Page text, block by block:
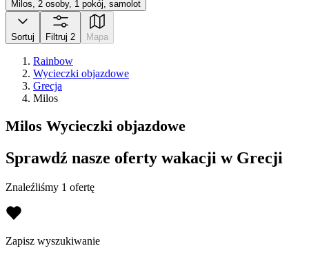
Milos, 2 osoby, 1 pokój, samolot
Sortuj Filtruj 2 Mapa
Rainbow
Wycieczki objazdowe
Grecja
Milos
Milos Wycieczki objazdowe
Sprawdź nasze oferty wakacji w Grecji
Znaleźliśmy 1 ofertę
Zapisz wyszukiwanie